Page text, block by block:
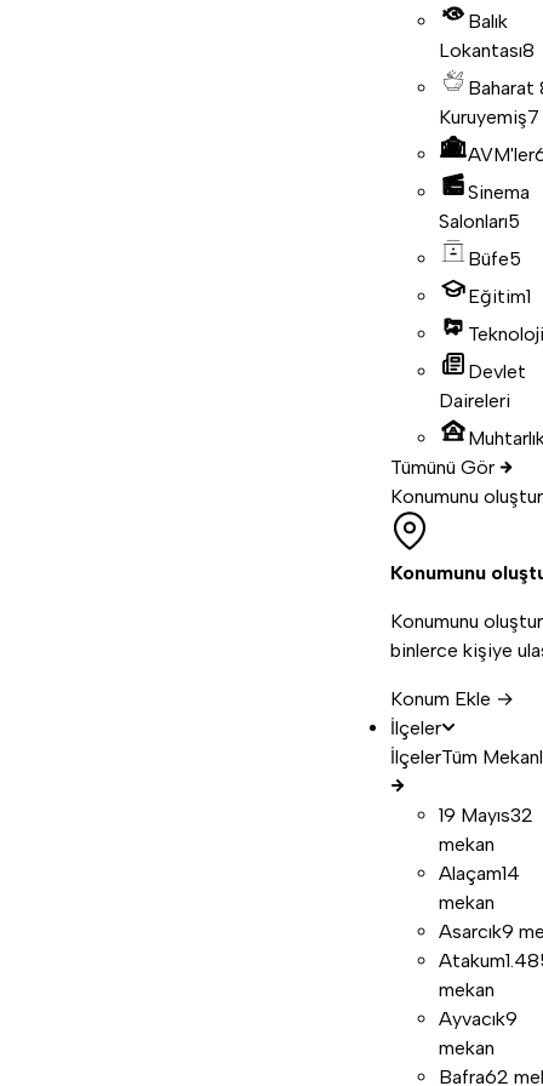
Balık
Lokantası8
Baharat
Kuruyemiş7
AVM'ler
Sinema
Salonları5
Büfe5
Eğitim1
Teknoloji
Devlet
Daireleri
Tümünü Gör
Konumunu oluştur
Konumunu
Konumunu
binlerce kişiye
Konum Ekle →
İlçeler
İlçelerTüm
19 Mayıs32
mekan
Alaçam14
mekan
Asarcık9
Atakum
mekan
Ayvacık9
mekan
Bafra62